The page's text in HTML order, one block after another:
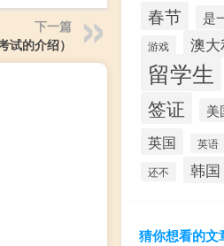
下一篇
试的介绍）
春节 是
游戏 澳大
留学生
签证 美
英国 英语
还不 韩国
猜你想看的文